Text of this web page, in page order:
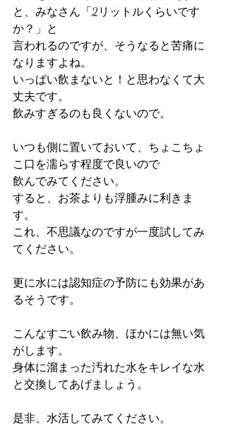
と、みなさん「2リットルくらいです
か？」と
言われるのですが、そうなると苦痛に
なりますよね。
いっぱい飲まないと！と思わなくて大
丈夫です。
飲みすぎるのも良くないので。
いつも側に置いておいて、ちょこちょ
こ口を濡らす程度で良いので
飲んでみてください。
すると、お茶よりも浮腫みに利きま
す。
これ、不思議なのですが一度試してみ
てください。
更に水には認知症の予防にも効果があ
るそうです。
こんなすごい飲み物、ほかには無い気
がします。
身体に溜まった汚れた水をキレイな水
と交換してあげましょう。
是非、水活してみてください。